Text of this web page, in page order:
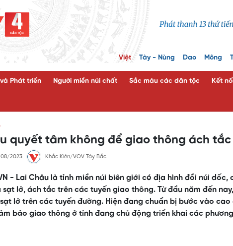
Việt Tày - Nùng Dao Mông
Phát triển Người miền núi chất Sắc màu các dân tộc Kết
quyết tâm không để giao thông ách
08/2023 Khắc Kiên/VOV Tây Bắc
- Lai Châu là tỉnh miền núi biên giới có địa hình đồi núi
sạt lở, ách tắc trên các tuyến giao thông. Từ đầu năm đến
lở trên các tuyến đường. Hiện đang chuẩn bị bước vào
bảo giao thông ở tỉnh đang chủ động triển khai các